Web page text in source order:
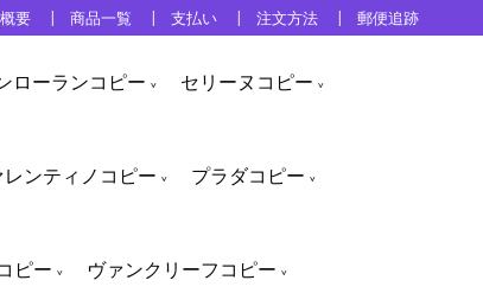
要 商品一覧 支払い 注文方法 郵便追跡
ローランコピー セリーヌコピー
レンティノコピー プラダコピー
ピー ヴァンクリーフコピー